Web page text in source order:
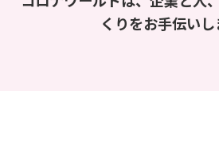
くりをお手伝いし